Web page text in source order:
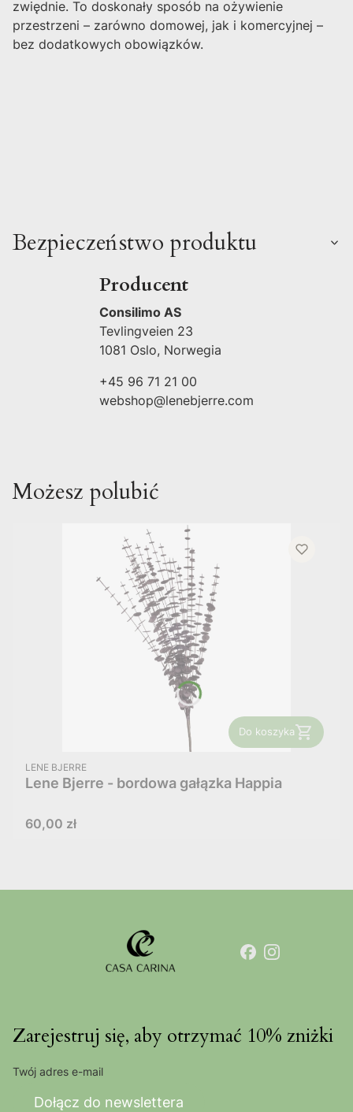
zwiędnie. To doskonały sposób na ożywienie
przestrzeni – zarówno domowej, jak i komercyjnej –
bez dodatkowych obowiązków.
Bezpieczeństwo produktu
Producent
Consilimo AS
Tevlingveien 23
1081 Oslo, Norwegia
+45 96 71 21 00
webshop@lenebjerre.com
Możesz polubić
Do koszyka
PRODUCENT
LENE BJERRE
Lene Bjerre - bordowa gałązka Happia
Cena
60,00 zł
Zarejestruj się, aby otrzymać 10% zniżki
Twój adres e-mail
Dołącz do newslettera